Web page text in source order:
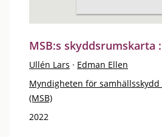
MSB:s skyddsrumskarta
Ullén Lars · Edman Ellen
Myndigheten för samhällsskydd
(MSB)
2022